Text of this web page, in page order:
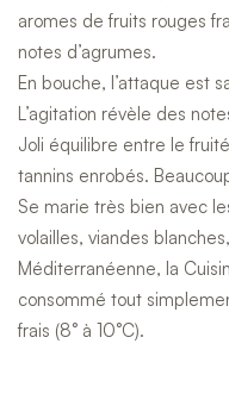
aromes de fruits rouges
notes d’agrumes.
En bouche, l’attaque est
L’agitation révèle des
Joli équilibre entre le
tannins enrobés.
Se marie très bien avec
volailles, viandes
Méditerranéenne, la
consommé tout
frais (8° à 10°C).